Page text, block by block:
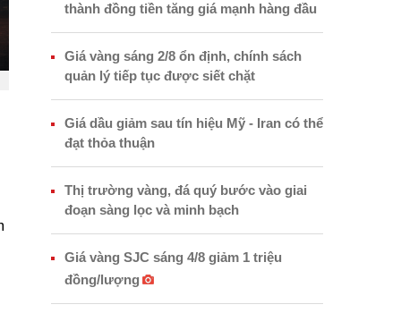
thành đồng tiền tăng giá mạnh hàng đầu
Giá vàng sáng 2/8 ổn định, chính sách
quản lý tiếp tục được siết chặt
Giá dầu giảm sau tín hiệu Mỹ - Iran có thể
đạt thỏa thuận
Thị trường vàng, đá quý bước vào giai
đoạn sàng lọc và minh bạch
Giá vàng SJC sáng 4/8 giảm 1 triệu
đồng/lượng